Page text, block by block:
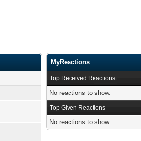
MyReactions
Top Received Reactions
No reactions to show.
Top Given Reactions
No reactions to show.